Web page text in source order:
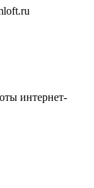
интернет-